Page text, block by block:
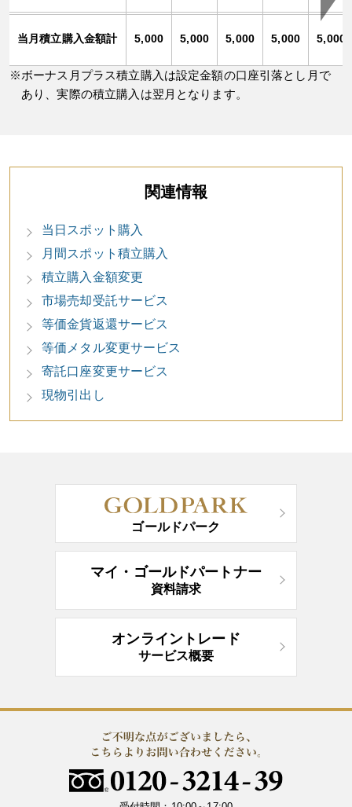
当月積立購入金額計 5,000 5,000 5,000 5,000 5,000
ボーナス月プラス積立購入は設定金額の口座引落とし月で
あり、実際の積立購入は翌月となります。
関連情報
当日スポット購入
月間スポット積立購入
積立購入金額変更
市場売却受託サービス
等価金貨返還サービス
等価メタル変更サービス
寄託口座変更サービス
現物引出し
ゴールドパーク
マイ・ゴールドパートナー
資料請求
オンライントレード
サービス概要